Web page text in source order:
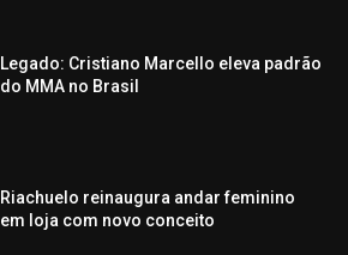
Legado: Cristiano Marcello eleva padrão
do MMA no Brasil
Riachuelo reinaugura andar feminino
em loja com novo conceito